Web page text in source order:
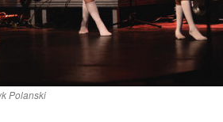
Polanski